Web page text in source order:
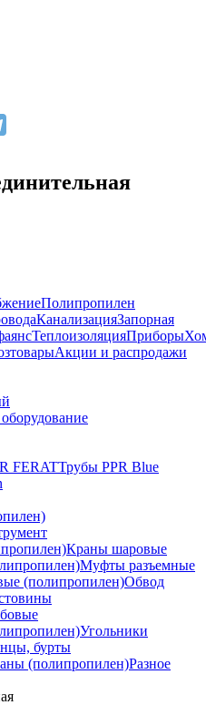
Полипропилен
КанализацияЗапорная
ТеплоизоляцияПриборы
Акции и распродажи
FERATТрубы PPR Blue
Краны шаровые
Муфты разъемные
(полипропилен)Обвод
Угольники
бурты
(полипропилен)Разное